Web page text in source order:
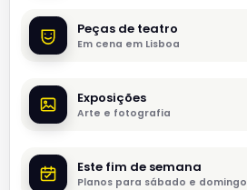
Peças de teatro
Em cena em Lisboa
Exposições
Arte e fotografia
Este fim de semana
Planos para sábado e domingo